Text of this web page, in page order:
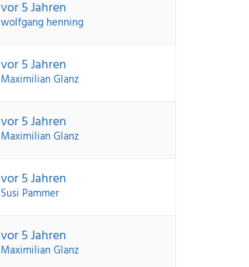
vor 5 Jahren
wolfgang henning
vor 5 Jahren
Maximilian Glanz
vor 5 Jahren
Maximilian Glanz
vor 5 Jahren
Susi Pammer
vor 5 Jahren
Maximilian Glanz